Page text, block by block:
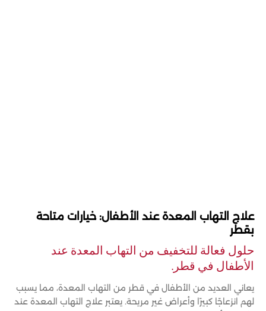
علاج التهاب المعدة عند الأطفال: خيارات متاحة
بقطر
حلول فعالة للتخفيف من التهاب المعدة عند
الأطفال في قطر.
يعاني العديد من الأطفال في قطر من التهاب المعدة، مما يسبب
لهم انزعاجًا كبيرًا وأعراض غير مريحة. يعتبر علاج التهاب المعدة عند